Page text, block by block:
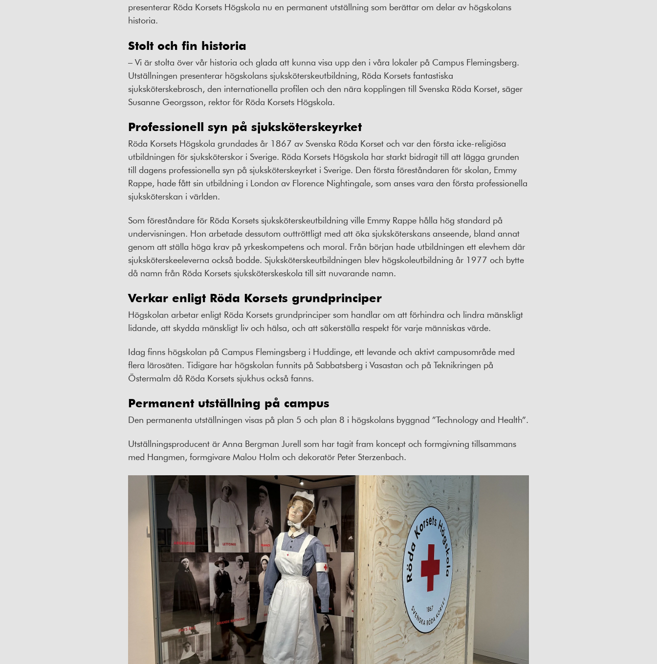
presenterar Röda Korsets Högskola nu en permanent utställning som berättar om delar av högskolans
historia.
Stolt och fin historia
– Vi är stolta över vår historia och glada att kunna visa upp den i våra lokaler på Campus Flemingsberg.
Utställningen presenterar högskolans sjuksköterskeutbildning, Röda Korsets fantastiska
sjuksköterskebrosch, den internationella profilen och den nära kopplingen till Svenska Röda Korset, säger
Susanne Georgsson, rektor för Röda Korsets Högskola.
Professionell syn på sjuksköterskeyrket
Röda Korsets Högskola grundades år 1867 av Svenska Röda Korset och var den första icke-religiösa
utbildningen för sjuksköterskor i Sverige. Röda Korsets Högskola har starkt bidragit till att lägga grunden
till dagens professionella syn på sjuksköterskeyrket i Sverige. Den första föreståndaren för skolan, Emmy
Rappe, hade fått sin utbildning i London av Florence Nightingale, som anses vara den första professionella
sjuksköterskan i världen.
Som föreståndare för Röda Korsets sjuksköterskeutbildning ville Emmy Rappe hålla hög standard på
undervisningen. Hon arbetade dessutom outtröttligt med att öka sjuksköterskans anseende, bland annat
genom att ställa höga krav på yrkeskompetens och moral. Från början hade utbildningen ett elevhem där
sjuksköterskeeleverna också bodde. Sjuksköterskeutbildningen blev högskoleutbildning år 1977 och bytte
då namn från Röda Korsets sjuksköterskeskola till sitt nuvarande namn.
Verkar enligt Röda Korsets grundprinciper
Högskolan arbetar enligt Röda Korsets grundprinciper som handlar om att förhindra och lindra mänskligt
lidande, att skydda mänskligt liv och hälsa, och att säkerställa respekt för varje människas värde.
Idag finns högskolan på Campus Flemingsberg i Huddinge, ett levande och aktivt campusområde med
flera lärosäten. Tidigare har högskolan funnits på Sabbatsberg i Vasastan och på Teknikringen på
Östermalm då Röda Korsets sjukhus också fanns.
Permanent utställning på campus
Den permanenta utställningen visas på plan 5 och plan 8 i högskolans byggnad ”Technology and Health”.
Utställningsproducent är Anna Bergman Jurell som har tagit fram koncept och formgivning tillsammans
med Hangmen, formgivare Malou Holm och dekoratör Peter Sterzenbach.